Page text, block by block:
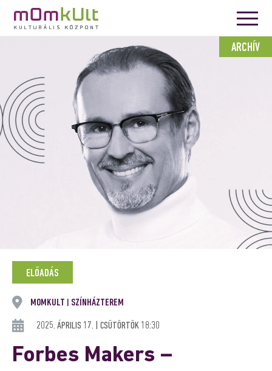
ARCHÍV
ELŐADÁS
MOMKULT SZÍNHÁZTEREM
2025. ÁPRILIS 17. | CSÜTÖRTÖK 18:30
Forbes Makers –